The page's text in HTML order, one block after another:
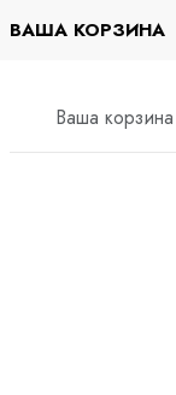
ВАША КОРЗИНА
Ваша корзина